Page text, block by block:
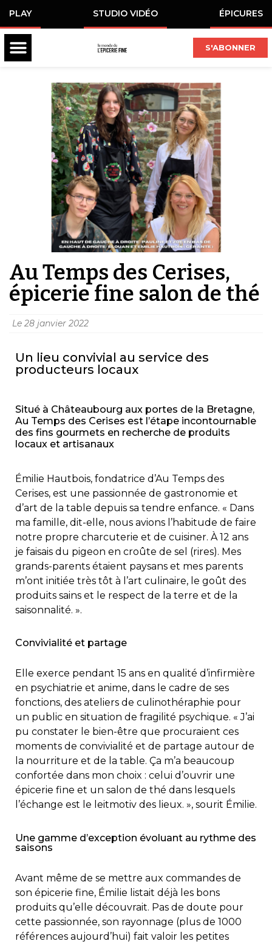
PLAY STUDIO VIDÉO ÉPICURES
S'ABONNER
Au Temps des Cerises,
épicerie fine salon de thé
Le 28 janvier 2022
Un lieu convivial au service des
producteurs locaux
Situé à Châteaubourg aux portes de la Bretagne,
Au Temps des Cerises est l’étape incontournable
des fins gourmets en recherche de produits
locaux et artisanaux
Émilie Hautbois, fondatrice d’Au Temps des
Cerises, est une passionnée de gastronomie et
d’art de la table depuis sa tendre enfance. « Dans
ma famille, dit-elle, nous avions l’habitude de faire
notre propre charcuterie et de cuisiner. À 12 ans
je faisais du pigeon en croûte de sel (rires). Mes
grands-parents étaient paysans et mes parents
m’ont initiée très tôt à l’art culinaire, le goût des
produits sains et le respect de la terre et de la
saisonnalité. ».
Convivialité et partage
Elle exerce pendant 15 ans en qualité d’infirmière
en psychiatrie et anime, dans le cadre de ses
fonctions, des ateliers de culinothéraphie pour
un public en situation de fragilité psychique. « J’ai
pu constater le bien-être que procuraient ces
moments de convivialité et de partage autour de
la nourriture et de la table. Ça m’a beaucoup
confortée dans mon choix : celui d’ouvrir une
épicerie fine et un salon de thé dans lesquels
l’échange est le leitmotiv des lieux. », sourit Émilie.
Une gamme d’exception évoluant au rythme des
saisons
Avant même de se mettre aux commandes de
son épicerie fine, Émilie listait déjà les bons
produits qu’elle découvrait. Pas de doute pour
cette passionnée, son rayonnage (plus de 1000
références aujourd’hui) fait valoir les petites